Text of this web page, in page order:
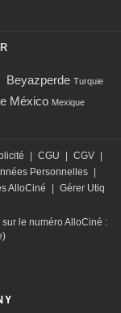
Beyazperde Turquie
México Mexique
CGU CGV
Personnelles
AlloCiné
Gérer Utiq
le numéro AlloCiné :